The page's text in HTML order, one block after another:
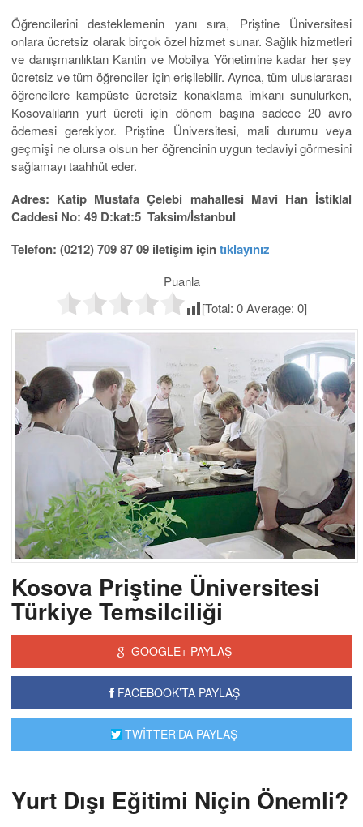
Öğrencilerini desteklemenin yanı sıra, Priştine Üniversitesi
onlara ücretsiz olarak birçok özel hizmet sunar. Sağlık hizmetleri
ve danışmanlıktan Kantin ve Mobilya Yönetimine kadar her şey
ücretsiz ve tüm öğrenciler için erişilebilir. Ayrıca, tüm uluslararası
öğrencilere kampüste ücretsiz konaklama imkanı sunulurken,
Kosovalıların yurt ücreti için dönem başına sadece 20 avro
ödemesi gerekiyor. Priştine Üniversitesi, mali durumu veya
geçmişi ne olursa olsun her öğrencinin uygun tedaviyi görmesini
sağlamayı taahhüt eder.
Adres: Katip Mustafa Çelebi mahallesi Mavi Han İstiklal
Caddesi No: 49 D:kat:5 Taksim/İstanbul
Telefon: (0212) 709 87 09 iletişim içintıklayınız
Puanla
[Total: 0Average: 0]
Kosova Priştine Üniversitesi
Türkiye Temsilciliği
GOOGLE+ PAYLAŞ
FACEBOOK’TA PAYLAŞ
TWİTTER’DA PAYLAŞ
Yurt Dışı Eğitimi Niçin Önemli?